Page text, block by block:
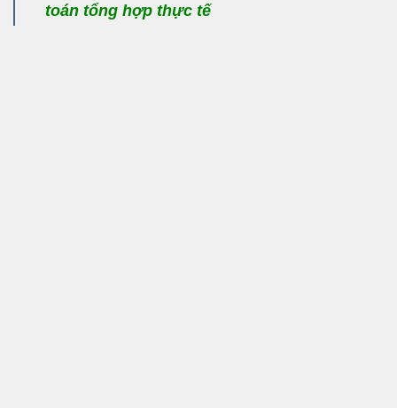
toán tổng hợp thực tế